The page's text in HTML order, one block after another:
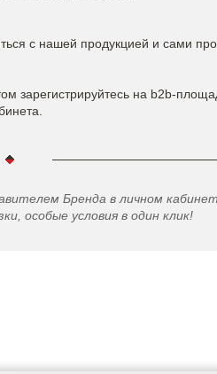
с нашей продукцией и сами
зарегистрируйтесь на b2b-
Бренда в личном
особые условия в один клик!